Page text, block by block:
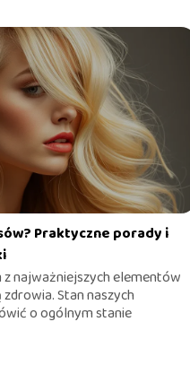
Praktyczne porady i
z najważniejszych elementów
Stan naszych
o ogólnym stanie